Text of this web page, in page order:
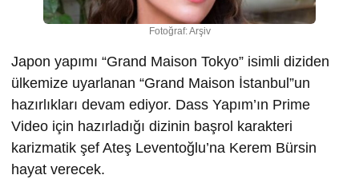
Fotoğraf: Arşiv
Japon yapımı “Grand Maison Tokyo” isimli diziden
ülkemize uyarlanan “Grand Maison İstanbul”un
hazırlıkları devam ediyor. Dass Yapım’ın Prime
Video için hazırladığı dizinin başrol karakteri
karizmatik şef Ateş Leventoğlu’na Kerem Bürsin
hayat verecek.